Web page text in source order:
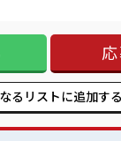
できます♪
き方もできます！ 《稼
上！ 頑張った分しっかり
経験の方も大カンゲイ》
さい◎ 担当者がしっか
研修もあります！ ■職場の雰囲気 しっ
室あり！ オンオフの切
完備！ 私物の置きすぎに
車場あり！ マイカーで
るリストに追加する